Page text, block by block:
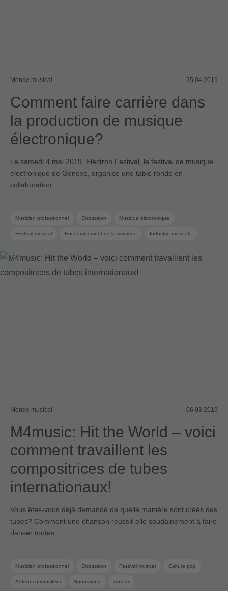
Monde musical 25.04.2019
Comment faire carrière dans
la production de musique
électronique?
Le samedi 4 mai 2019, Electron Festival, le festival de musique
électronique de Genève, organise une table ronde en
collaboration …
Musicien professionnel Discussion Musique électronique
Festival musical Encouragement de la musique Industrie musicale
Monde musical 06.03.2019
M4music: Hit the World – voici
comment travaillent les
compositrices de tubes
internationaux!
Vous êtes-vous déjà demandé de quelle manière sont créés des
tubes? Comment une chanson réussit-elle soudainement à faire
danser toutes …
Musicien professionnel Discussion Festival musical Culture pop
Auteur-compositeur Sponsoring Auteur